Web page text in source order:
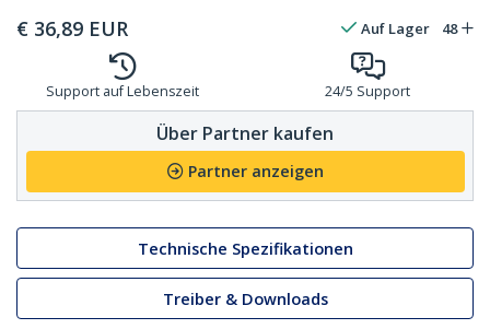
€ 36,89 EUR Auf Lager 48
Support auf Lebenszeit 24/5 Support
Über Partner kaufen
Partner anzeigen
Technische Spezifikationen
Treiber & Downloads